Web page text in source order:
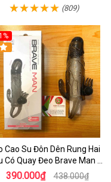
(809)
Cao Su Đôn Dên Rung Hai
Có Quay Đeo Brave Man -
Bao Dôn Cao CấP
390.000₫ 438.000₫